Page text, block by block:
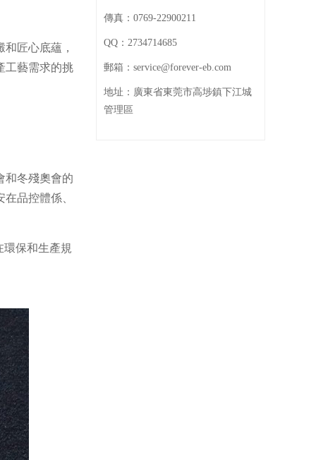
匠心底蘊，
工藝需求的挑
和冬殘奧會的
品控體係、
保和生產規
傳真： 0769-22900211
QQ： 2734714685
郵箱： service@forever-eb.com
地址： 廣東省東莞市高埗鎮下江城
管理區